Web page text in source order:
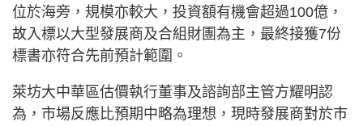
位於海旁，規模亦較大，投資額有機會超過100億，
故入標以大型發展商及合組財團為主，最終接獲7份
標書亦符合先前預計範圍。
萊坊大中華區估價執行董事及諮詢部主管方耀明認
為，市場反應比預期中略為理想，現時發展商對於市